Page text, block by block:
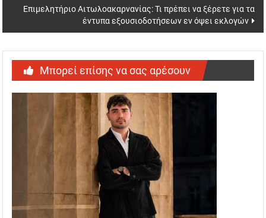
Επιμελητήριο Αιτωλοακαρνανίας: Τι πρέπει να ξέρετε για τα
έντυπα εξουσιοδοτήσεων εν όψει εκλογών
Μπορεί επίσης να σας αρέσουν